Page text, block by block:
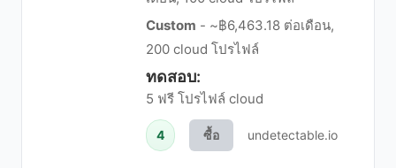
Custom - ~฿6,463.18 ต่อเดือน,
200 cloud โปรไฟล์
ทดสอบ:
5 ฟรี โปรไฟล์ cloud
4 ซื้อ undetectable.io